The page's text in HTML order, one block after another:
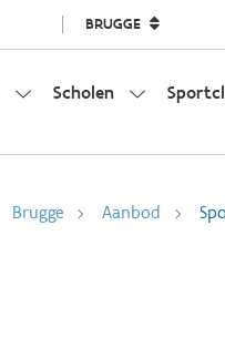
BRUGGE
Scholen
Brugge Aanbod